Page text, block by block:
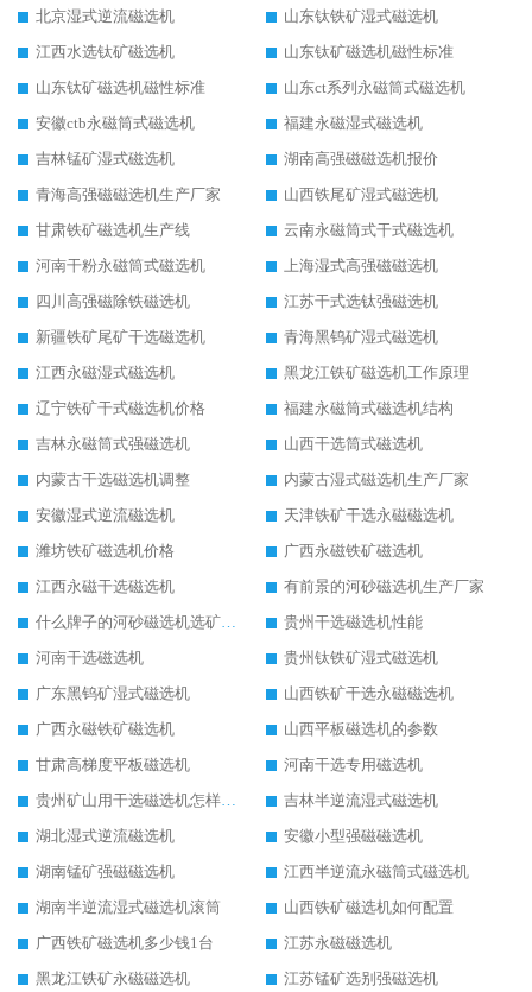
北京湿式逆流磁选机
山东钛铁矿湿式磁选机
江西水选钛矿磁选机
山东钛矿磁选机磁性标准
山东钛矿磁选机磁性标准
山东ct系列永磁筒式磁选机
安徽ctb永磁筒式磁选机
福建永磁湿式磁选机
吉林锰矿湿式磁选机
湖南高强磁磁选机报价
青海高强磁磁选机生产厂家
山西铁尾矿湿式磁选机
甘肃铁矿磁选机生产线
云南永磁筒式干式磁选机
河南干粉永磁筒式磁选机
上海湿式高强磁磁选机
四川高强磁除铁磁选机
江苏干式选钛强磁选机
新疆铁矿尾矿干选磁选机
青海黑钨矿湿式磁选机
江西永磁湿式磁选机
黑龙江铁矿磁选机工作原理
辽宁铁矿干式磁选机价格
福建永磁筒式磁选机结构
吉林永磁筒式强磁选机
山西干选筒式磁选机
内蒙古干选磁选机调整
内蒙古湿式磁选机生产厂家
安徽湿式逆流磁选机
天津铁矿干选永磁磁选机
潍坊铁矿磁选机价格
广西永磁铁矿磁选机
江西永磁干选磁选机
有前景的河砂磁选机生产厂家
什么牌子的河砂磁选机选矿效果好
贵州干选磁选机性能
河南干选磁选机
贵州钛铁矿湿式磁选机
广东黑钨矿湿式磁选机
山西铁矿干选永磁磁选机
广西永磁铁矿磁选机
山西平板磁选机的参数
甘肃高梯度平板磁选机
河南干选专用磁选机
贵州矿山用干选磁选机怎样调磁
吉林半逆流湿式磁选机
湖北湿式逆流磁选机
安徽小型强磁磁选机
湖南锰矿强磁磁选机
江西半逆流永磁筒式磁选机
湖南半逆流湿式磁选机滚筒
山西铁矿磁选机如何配置
广西铁矿磁选机多少钱1台
江苏永磁磁选机
黑龙江铁矿永磁磁选机
江苏锰矿选别强磁选机